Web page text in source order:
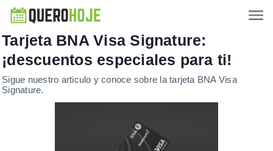
Tarjeta BNA Visa Signature:
¡descuentos especiales para ti!
Sigue nuestro articulo y conoce sobre la tarjeta BNA Visa
Signature.